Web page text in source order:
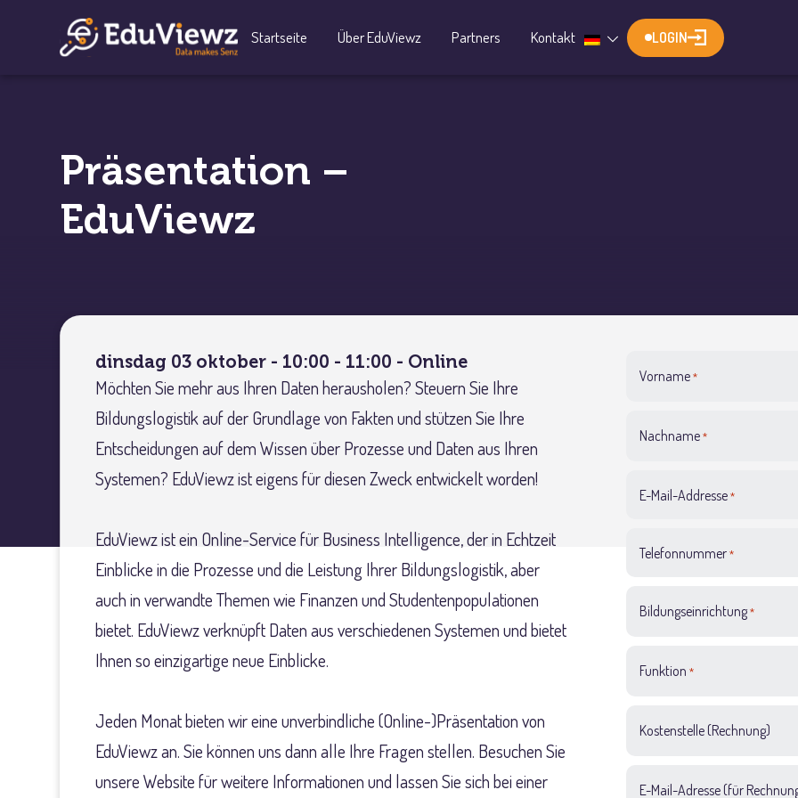
Startseite Über EduViewz Partners Kontakt LOGIN
Präsentation –
EduViewz
dinsdag 03 oktober - 10:00 - 11:00 - Online
Möchten Sie mehr aus Ihren Daten herausholen? Steuern Sie Ihre
Bildungslogistik auf der Grundlage von Fakten und stützen Sie Ihre
Entscheidungen auf dem Wissen über Prozesse und Daten aus Ihren
Systemen? EduViewz ist eigens für diesen Zweck entwickelt worden!
EduViewz ist ein Online-Service für Business Intelligence, der in Echtzeit
Einblicke in die Prozesse und die Leistung Ihrer Bildungslogistik, aber
auch in verwandte Themen wie Finanzen und Studentenpopulationen
bietet. EduViewz verknüpft Daten aus verschiedenen Systemen und bietet
Ihnen so einzigartige neue Einblicke.
Jeden Monat bieten wir eine unverbindliche (Online-)Präsentation von
EduViewz an. Sie können uns dann alle Ihre Fragen stellen. Besuchen Sie
unsere Website für weitere Informationen und lassen Sie sich bei einer
Vorname *
Nachname *
E-Mail-Addresse *
Telefonnummer *
Bildungseinrichtung *
Funktion *
Kostenstelle (Rechnung)
E-Mail-Adresse (für